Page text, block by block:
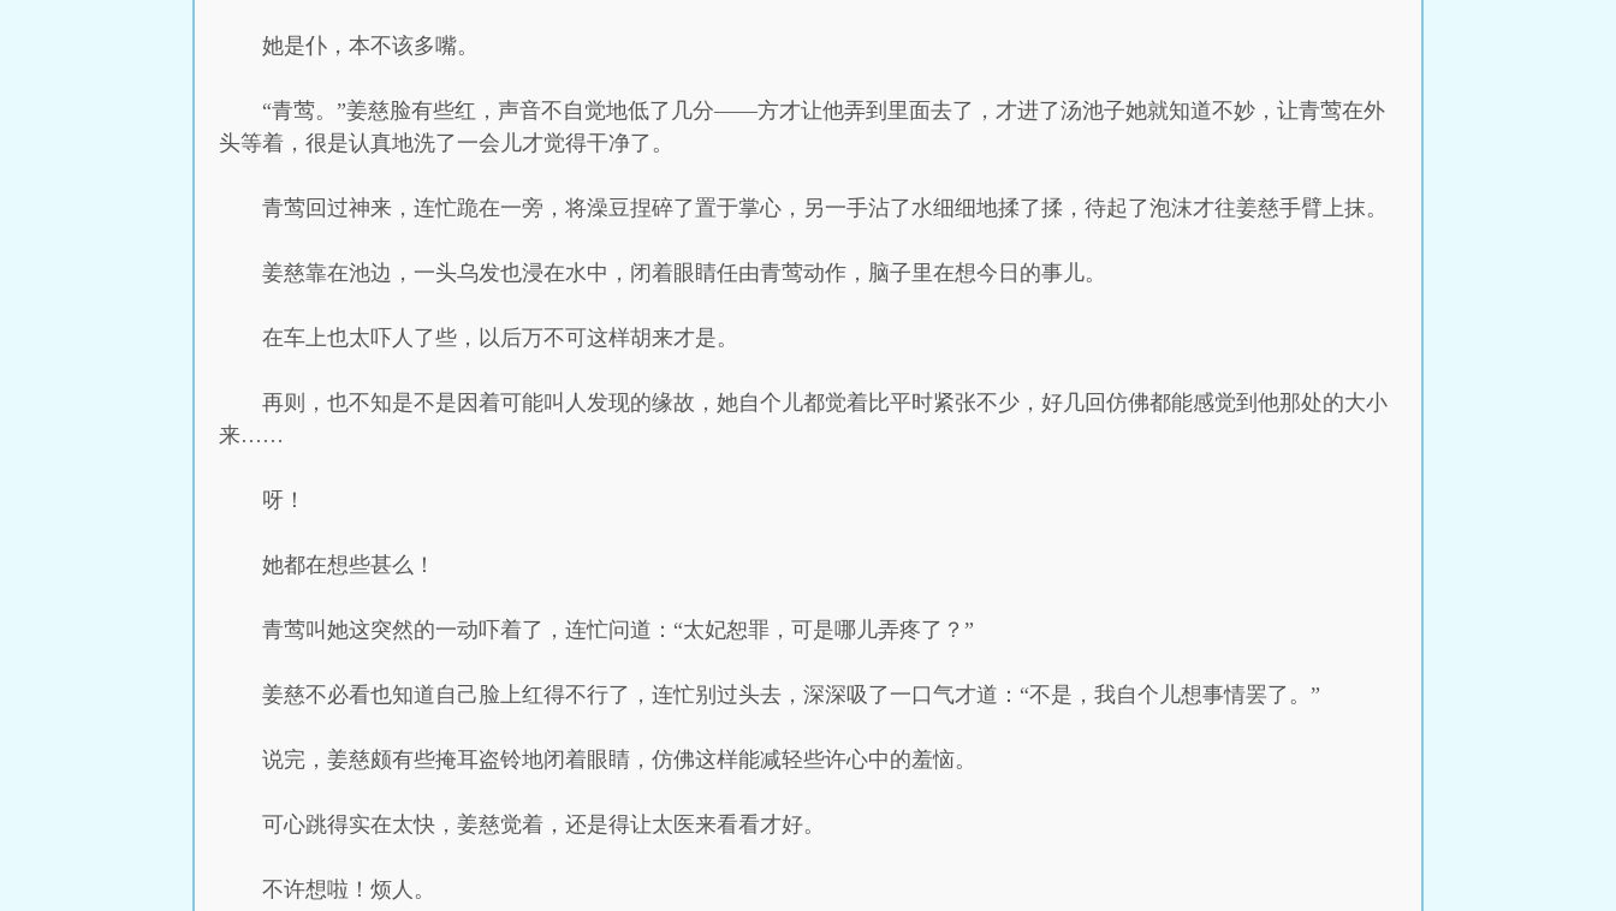
她是仆，本不该多嘴。
“青莺。”姜慈脸有些红，声音不自觉地低了几分——方才让他弄到里面去了，才进了汤池子她就知道不妙，让青莺在外
头等着，很是认真地洗了一会儿才觉得干净了。
青莺回过神来，连忙跪在一旁，将澡豆捏碎了置于掌心，另一手沾了水细细地揉了揉，待起了泡沫才往姜慈手臂上抹。
姜慈靠在池边，一头乌发也浸在水中，闭着眼睛任由青莺动作，脑子里在想今日的事儿。
在车上也太吓人了些，以后万不可这样胡来才是。
再则，也不知是不是因着可能叫人发现的缘故，她自个儿都觉着比平时紧张不少，好几回仿佛都能感觉到他那处的大小
来……
呀！
她都在想些甚么！
青莺叫她这突然的一动吓着了，连忙问道：“太妃恕罪，可是哪儿弄疼了？”
姜慈不必看也知道自己脸上红得不行了，连忙别过头去，深深吸了一口气才道：“不是，我自个儿想事情罢了。”
说完，姜慈颇有些掩耳盗铃地闭着眼睛，仿佛这样能减轻些许心中的羞恼。
可心跳得实在太快，姜慈觉着，还是得让太医来看看才好。
不许想啦！烦人。